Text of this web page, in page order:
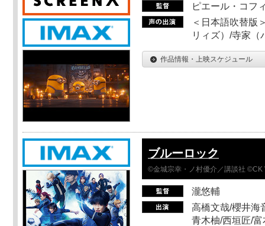
ピエール・コフ
＜日本語吹替版
リィズ）/寺家（
作品情報・上映スケジュール
ブルーロック
©金城宗幸・ノ村優介／講談社 ©CK
瀧悠輔
高橋文哉/櫻井海
青木柚/西垣匠/